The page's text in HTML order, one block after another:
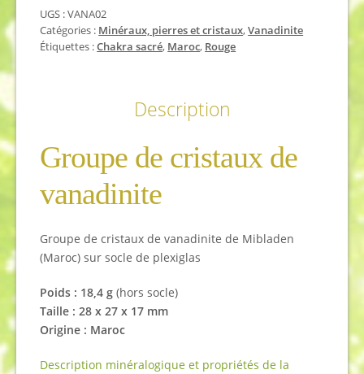
UGS :VANA02
Catégories : Minéraux, pierres et cristaux,Vanadinite
Étiquettes :Chakra sacré, Maroc, Rouge
Description
Groupe de cristaux de
vanadinite
Groupe de cristaux de vanadinite de Mibladen
(Maroc) sur socle de plexiglas
Poids : 18,4 g (hors socle)
Taille : 28 x 27 x 17 mm
Origine : Maroc
Description minéralogique et propriétés de la